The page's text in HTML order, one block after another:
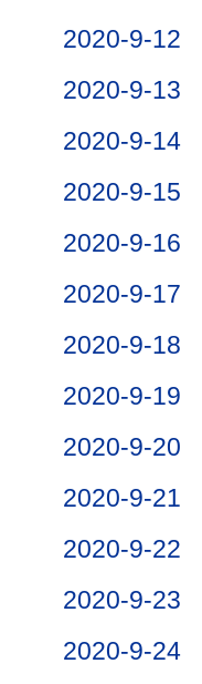
2020-9-12
2020-9-13
2020-9-14
2020-9-15
2020-9-16
2020-9-17
2020-9-18
2020-9-19
2020-9-20
2020-9-21
2020-9-22
2020-9-23
2020-9-24